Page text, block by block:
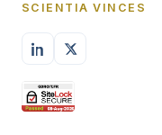
SCIENTIA VINCES